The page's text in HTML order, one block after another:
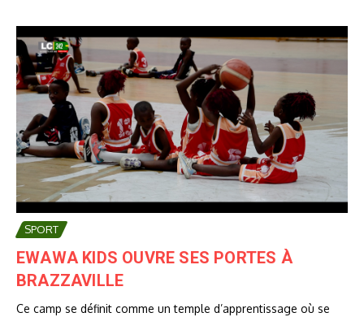
SPORT
EWAWA KIDS OUVRE SES PORTES À
BRAZZAVILLE
Ce camp se définit comme un temple d’apprentissage où se